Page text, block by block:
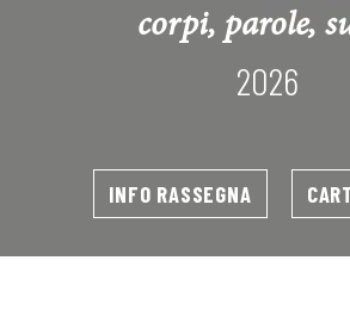
corpi, parole,
2026
INFO RASSEGNA